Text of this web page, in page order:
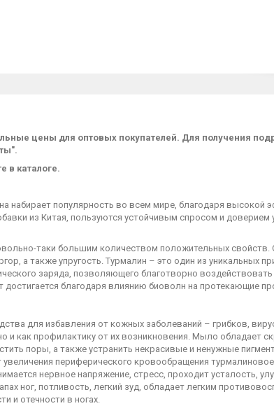
цены для оптовых покупателей. Для получения
в каталоге.
набирает популярность во всем мире, благодаря высокой
из Китая, пользуются устойчивым спросом и доверием
таки большим количеством положительных свойств.
а также упругость. Турмалин – это один из уникальных
заряда, позволяющего благотворно воздействовать
благодаря влиянию биоволн на протекающие
для избавления от кожных заболеваний – грибков,
и как профилактику от их возникновения. Мыло обладает
поры, а также устранить некрасивые и ненужные
периферического кровообращения
нервное напряжение, стресс, проходит усталость,
ног, потливость, легкий зуд, обладает легким
и отечности в ногах.